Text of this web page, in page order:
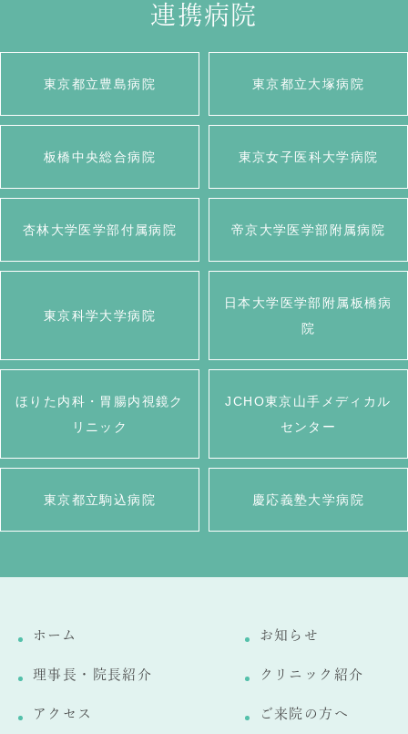
連携病院
東京都立豊島病院 東京都立大塚病院
板橋中央総合病院 東京女子医科大学病院
杏林大学医学部付属病院 帝京大学医学部附属病院
東京科学大学病院
日本大学医学部附属板橋病
院
ほりた内科・胃腸内視鏡ク
リニック
JCHO東京山手メディカル
センター
東京都立駒込病院 慶応義塾大学病院
ホーム お知らせ
理事長・院長紹介 クリニック紹介
アクセス ご来院の方へ